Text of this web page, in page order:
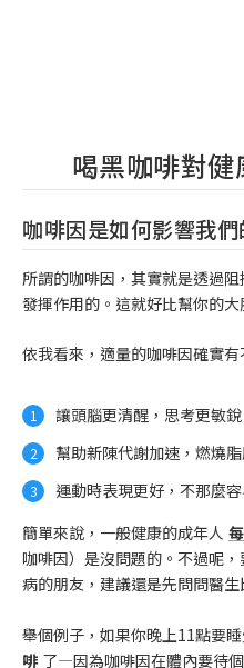
喝黑咖啡對健
咖啡因是如何影響我們
所謂的咖啡因，其實就是透過
發揮作用的。這就好比幫你的
依我看來，適量的咖啡因確實有
讓頭腦更清醒，思考更敏銳
幫助新陳代謝加速，燃燒
運動時表現更好，不那麼
簡單來說，一般健康的成年人
咖啡因）是沒問題的。不過呢
病的朋友，建議還是先問問醫生
舉個例子，如果你晚上11點要
啡 了—因為咖啡因在體內要待